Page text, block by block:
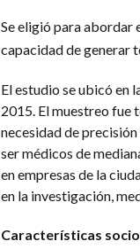
​Se eligió para abordar
capacidad de generar
El estudio se ubicó en
2015. El muestreo fue
necesidad de
ser médicos de
en empresas de la
en la investigación,
Características